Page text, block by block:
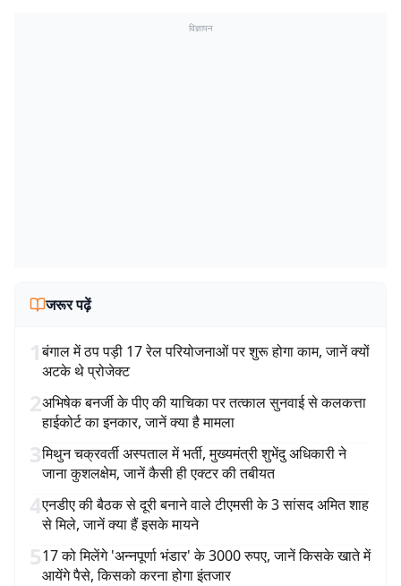
विज्ञापन
जरूर पढ़ें
1बंगाल में ठप पड़ी 17 रेल परियोजनाओं पर शुरू होगा काम, जानें क्यों
अटके थे प्रोजेक्ट
2अभिषेक बनर्जी के पीए की याचिका पर तत्काल सुनवाई से कलकत्ता
हाईकोर्ट का इनकार, जानें क्या है मामला
3मिथुन चक्रवर्ती अस्पताल में भर्ती, मुख्यमंत्री शुभेंदु अधिकारी ने
जाना कुशलक्षेम, जानें कैसी ही एक्टर की तबीयत
4एनडीए की बैठक से दूरी बनाने वाले टीएमसी के 3 सांसद अमित शाह
से मिले, जानें क्या हैं इसके मायने
517 को मिलेंगे 'अन्नपूर्णा भंडार' के 3000 रुपए, जानें किसके खाते में
आयेंगे पैसे, किसको करना होगा इंतजार